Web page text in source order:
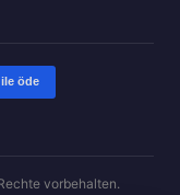
vorbehalten.